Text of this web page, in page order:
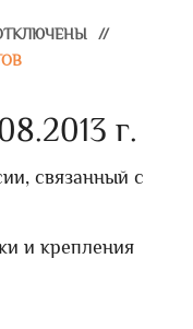
//
г.
связанный с
и крепления